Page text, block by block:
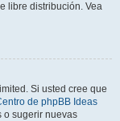
libre distribución. Vea
Si usted cree que
de phpBB Ideas
o sugerir nuevas